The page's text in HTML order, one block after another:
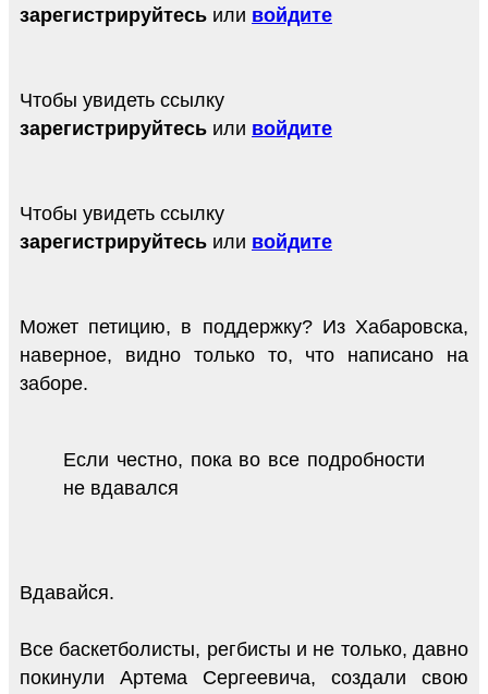
зарегистрируйтесь или войдите
Чтобы увидеть ссылку
зарегистрируйтесь или войдите
Чтобы увидеть ссылку
зарегистрируйтесь или войдите
Может петицию, в поддержку? Из Хабаровска,
наверное, видно только то, что написано на
заборе.
Если честно, пока во все подробности
не вдавался
Вдавайся.
Все баскетболисты, регбисты и не только, давно
покинули Артема Сергеевича, создали свою